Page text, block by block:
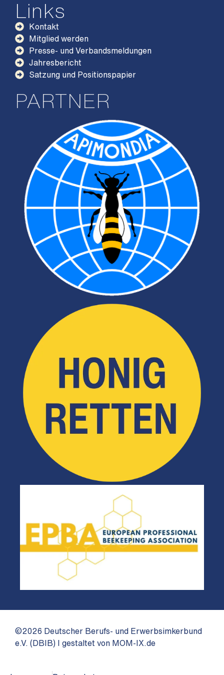
Links
Kontakt
Mitglied werden
Presse- und Verbandsmeldungen
Jahresbericht
Satzung und Positionspapier
PARTNER
©2026 Deutscher Berufs- und Erwerbsimkerbund
e.V. (DBIB) I gestaltet von MOM-IX.de